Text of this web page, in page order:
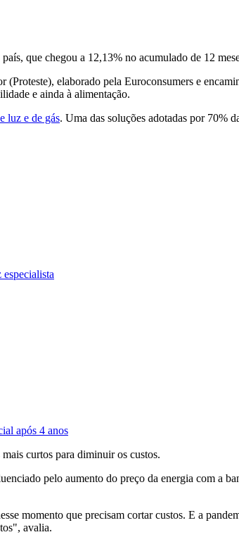
país, que chegou a 12,13% no acumulado de 12
elaborado pela Euroconsumers e
e ainda à alimentação.
luz e de gás. Uma das soluções adotadas por 70%
após 4 anos
curtos para diminuir os custos.
pelo aumento do preço da energia com a
momento que precisam cortar custos. E a
avalia.